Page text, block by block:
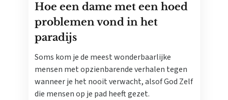
Hoe een dame met een hoed
problemen vond in het
paradijs
Soms kom je de meest wonderbaarlijke
mensen met opzienbarende verhalen tegen
wanneer je het nooit verwacht, alsof God Zelf
die mensen op je pad heeft gezet.